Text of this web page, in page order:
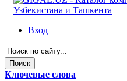
Вход
Ключевые слова